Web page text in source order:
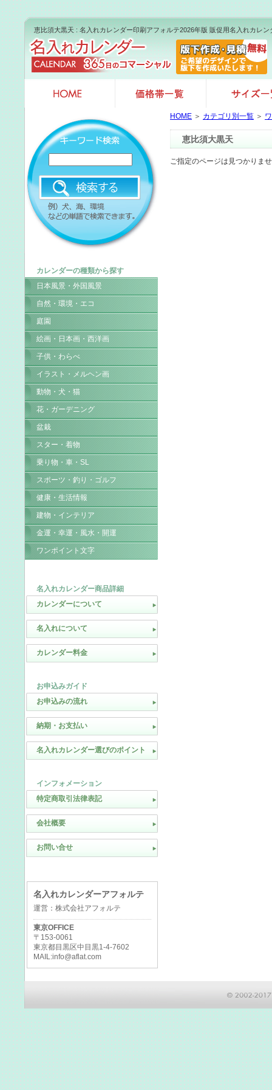
恵比須大黒天 : 名入れカレンダー印刷アフォルテ2026年版 販促用名入れカレン
カレンダーの種類から探す
日本風景・外国風景
自然・環境・エコ
庭園
絵画・日本画・西洋画
子供・わらべ
イラスト・メルヘン画
動物・犬・猫
花・ガーデニング
盆栽
スター・着物
乗り物・車・SL
スポーツ・釣り・ゴルフ
健康・生活情報
建物・インテリア
金運・幸運・風水・開運
ワンポイント文字
名入れカレンダー商品詳細
カレンダーについて
名入れについて
カレンダー料金
お申込みガイド
お申込みの流れ
納期・お支払い
名入れカレンダー選びのポイント
インフォメーション
特定商取引法律表記
会社概要
お問い合せ
名入れカレンダーアフォルテ
運営：株式会社アフォルテ
東京OFFICE
〒153-0061
東京都目黒区中目黒1-4-7602
MAIL:info@aflat.com
HOME ＞ カテゴリ別一覧 ＞
恵比須大黒天
ご指定のページは見つかりま